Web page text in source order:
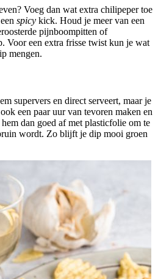
Voeg dan wat extra chilipeper toe
spicy kick. Houd je meer van een
pijnboompitten of
Voor een extra frisse twist kun je wat
mengen.
supervers en direct serveert, maar je
een paar uur van tevoren maken en
dan goed af met plasticfolie om te
wordt. Zo blijft je dip mooi groen